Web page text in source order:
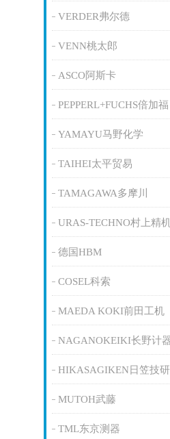
VERDER弗尔德
VENN桃太郎
ASCO阿斯卡
PEPPERL+FUCHS倍加福
YAMAYU马野化学
TAIHEI太平贸易
TAMAGAWA多摩川
URAS-TECHNO村上精
德国HBM
COSEL科索
MAEDA KOKI前田工机
NAGANOKEIKI长野计
HIKASAGIKEN日笠技研
MUTOH武藤
TML东京测器